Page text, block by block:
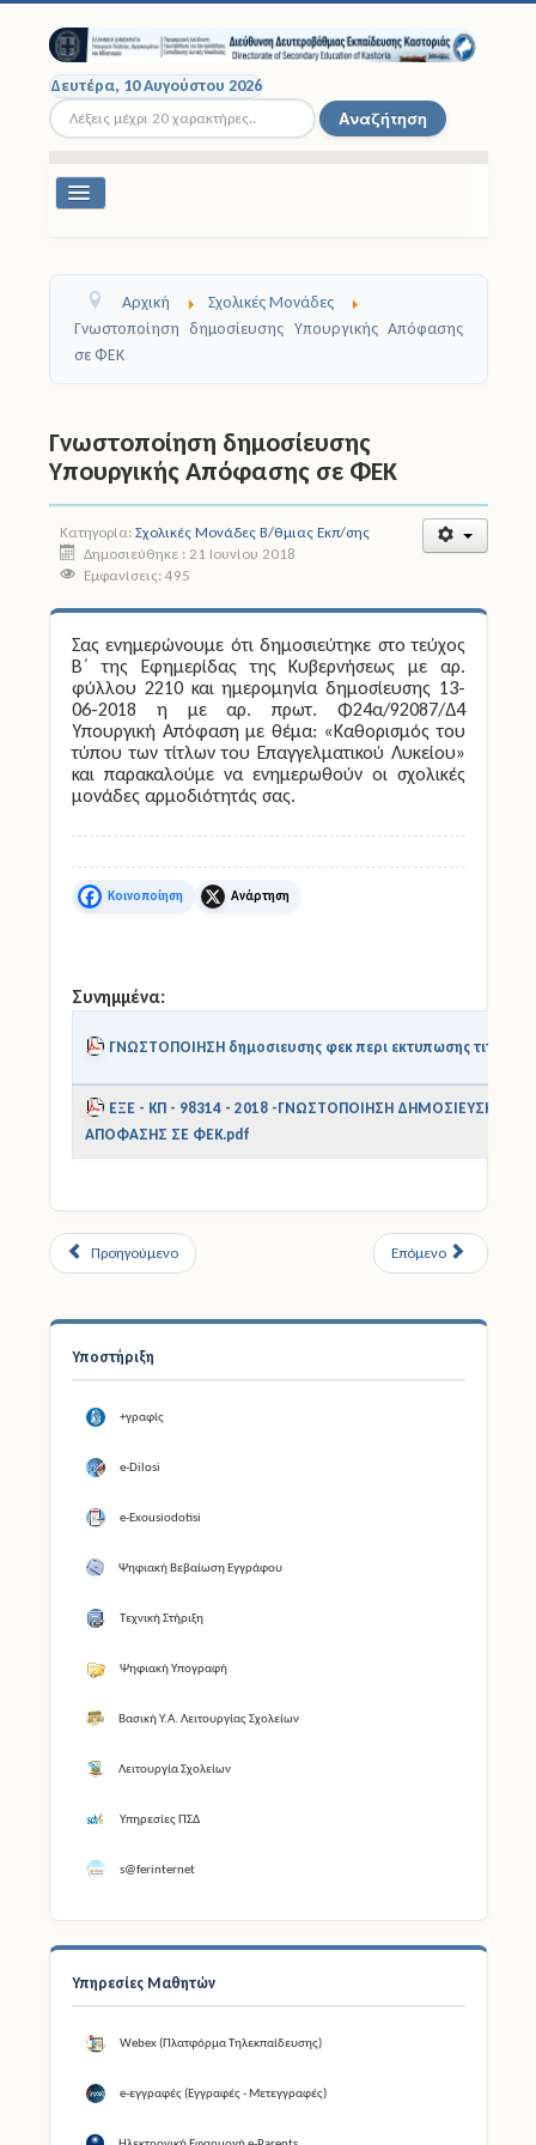
Δευτέρα, 10 Αυγούστου 2026
Αναζήτηση... Αναζήτηση
Εναλλαγή
Σχολικές Μονάδες
Σχολικές Εκδρομές
Νομοθεσία
Άδειες
Έντυπα
Πολιτική Προστασία
Ηλεκτρονικές Υπηρεσίες
Επικοινωνία
Υποστήριξη
+γραφίς
e-Dilosi
e-Exousiodotisi
Ψηφιακή Βεβαίωση Εγγράφου
Τεχνική Στήριξη
Ψηφιακή Υπογραφή
Βασική Υ.Α. Λειτουργίας Σχολείων
Λειτουργία Σχολείων
Υπηρεσίες ΠΣΔ
s@ferinternet
Υπηρεσίες Μαθητών
Webex (Πλατφόρμα Τηλεκπαίδευσης)
e-εγγραφές (Εγγραφές - Μετεγγραφές)
Αρχική
Σχολικές Μονάδες
Γνωστοποίηση δημοσίευσης Υπουργικής Απόφασης
σε ΦΕΚ
Γνωστοποίηση δημοσίευσης
Υπουργικής Απόφασης σε ΦΕΚ
Κατηγορία: Σχολικές Μονάδες Β/θμιας Εκπ/σης
Δημοσιεύθηκε : 21 Ιουνίου 2018
Εμφανίσεις: 495
Σας ενημερώνουμε ότι δημοσιεύτηκε στο τεύχος
Β΄ της Εφημερίδας της Κυβερνήσεως με αρ.
φύλλου 2210 και ημερομηνία δημοσίευσης 13-
06-2018 η με αρ. πρωτ. Φ24α/92087/Δ4
Υπουργική Απόφαση με θέμα: «Καθορισμός του
τύπου των τίτλων του Επαγγελματικού Λυκείου»
και παρακαλούμε να ενημερωθούν οι σχολικές
μονάδες αρμοδιότητάς σας.
Facebook X
Συνημμένα:
ΓΝΩΣΤΟΠΟΙΗΣΗ δημοσιευσης φεκ περι εκτυπωσης
ΕΞΕ - ΚΠ - 98314 - 2018 -ΓΝΩΣΤΟΠΟΙΗΣΗ ΔΗΜΟΣΙΕΥΣΗΣ
ΑΠΟΦΑΣΗΣ ΣΕ ΦΕΚ.pdf
Προηγούμενο Επόμενο